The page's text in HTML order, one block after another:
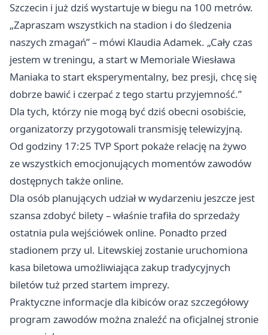
Szczecin i już dziś wystartuje w biegu na 100 metrów.
„Zapraszam wszystkich na stadion i do śledzenia
naszych zmagań” – mówi Klaudia Adamek. „Cały czas
jestem w treningu, a start w Memoriale Wiesława
Maniaka to start eksperymentalny, bez presji, chcę się
dobrze bawić i czerpać z tego startu przyjemność.”
Dla tych, którzy nie mogą być dziś obecni osobiście,
organizatorzy przygotowali transmisję telewizyjną.
Od godziny 17:25 TVP Sport pokaże relację na żywo
ze wszystkich emocjonujących momentów zawodów
dostępnych także online.
Dla osób planujących udział w wydarzeniu jeszcze jest
szansa zdobyć bilety – właśnie trafiła do sprzedaży
ostatnia pula wejściówek online. Ponadto przed
stadionem przy ul. Litewskiej zostanie uruchomiona
kasa biletowa umożliwiająca zakup tradycyjnych
biletów tuż przed startem imprezy.
Praktyczne informacje dla kibiców oraz szczegółowy
program zawodów można znaleźć na oficjalnej stronie